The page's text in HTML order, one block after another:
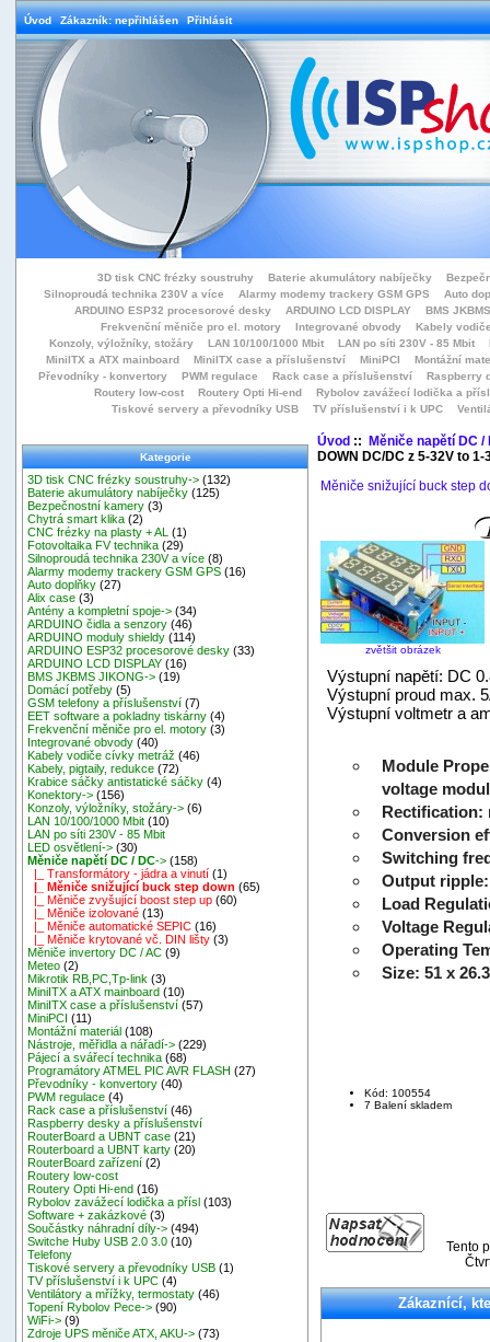
Úvod Zákazník: nepřihlášen Přihlásit
3D tisk CNC frézky soustruhy Baterie akumulátory nabíječky
Silnoproudá technika 230V a více
Alarmy modemy trackery GSM GPS
Auto
ARDUINO ESP32 procesorové desky
ARDUINO LCD DISPLAY
BMS
Frekvenční měniče pro el. motory
Integrované obvody
Kabely
Konzoly, výložníky, stožáry
LAN 10/100/1000 Mbit LAN po síti 230V - 85 Mbit
MiniITX a ATX mainboard
MiniITX case a příslušenství MiniPCI
Montážní
Převodníky - konvertory
PWM regulace Rack case a příslušenství
Raspberry
Routery low-cost
Routery Opti Hi-end
Rybolov zavážecí lodička a přísl
Tiskové servery a převodníky USB
TV příslušenství i k UPC
Kategorie
3D tisk CNC frézky soustruhy-> (132)
Baterie akumulátory nabíječky (125)
Bezpečnostní kamery (3)
Chytrá smart klika (2)
CNC frézky na plasty + AL
(1)
Fotovoltaika FV technika (29)
Silnoproudá technika 230V a více (8)
Alarmy modemy trackery GSM GPS (16)
Auto doplňky (27)
Alix case (3)
Antény a kompletní spoje-> (34)
ARDUINO čidla a senzory (46)
ARDUINO moduly shieldy (114)
ARDUINO ESP32 procesorové desky (33)
ARDUINO LCD DISPLAY (16)
BMS JKBMS JIKONG-> (19)
Domácí potřeby (5)
GSM telefony a příslušenství (7)
EET software a pokladny tiskárny (4)
Frekvenční měniče pro el. motory (3)
Integrované obvody (40)
Kabely vodiče cívky metráž (46)
Kabely, pigtaily, redukce (72)
Krabice sáčky antistatické sáčky (4)
Konektory-> (156)
Konzoly, výložníky, stožáry-> (6)
LAN 10/100/1000 Mbit (10)
LAN po síti 230V - 85 Mbit
LED osvětlení-> (30)
Měniče napětí DC / DC-> (158)
|_ Transformátory - jádra a vinutí (1)
|_ Měniče snižující buck step down (65)
|_ Měniče zvyšující boost step up (60)
|_ Měniče izolované (13)
|_ Měniče automatické SEPIC (16)
|_ Měniče krytované vč. DIN lišty (3)
Měniče invertory DC / AC (9)
Meteo (2)
Mikrotik RB,PC,Tp-link (3)
MiniITX a ATX mainboard (10)
MiniITX case a příslušenství (57)
MiniPCI (11)
Montážní materiál (108)
Nástroje, měřidla a nářadí-> (229)
Pájecí a svářecí technika (68)
Programátory ATMEL PIC AVR FLASH (27)
Převodníky - konvertory (40)
PWM regulace (4)
Rack case a příslušenství (46)
Raspberry desky a příslušenství
RouterBoard a UBNT case (21)
Routerboard a UBNT karty (20)
RouterBoard zařízení (2)
Routery low-cost
Routery Opti Hi-end (16)
Rybolov zavážecí lodička a přísl (103)
Software + zakázkové (3)
Součástky náhradní díly-> (494)
Switche Huby USB 2.0 3.0 (10)
Telefony
Tiskové servery a převodníky USB (1)
TV příslušenství i k UPC (4)
Ventilátory a mřížky, termostaty (46)
Topení Rybolov Pece-> (90)
WiFi-> (9)
Zdroje UPS měniče ATX, AKU-> (73)
Úvod:: Měniče napětí DC /
DOWN DC/DC z 5-32V to
Měniče snižující buck step
zvětšit obrázek
Výstupní napětí: DC
Výstupní proud max.
Výstupní voltmetr a
Module
voltage
Rectification:
Conversion
Switching
Output
Load
Voltage
Operating
Size: 51 x
Kód: 100554
7 Balení skladem
Tento
Zákaznící,